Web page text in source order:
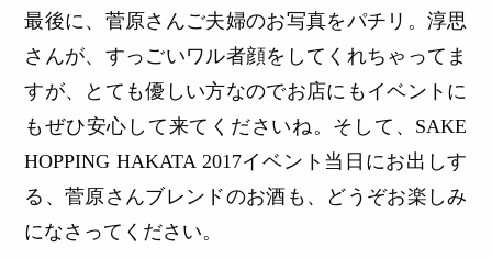
最後に、菅原さんご夫婦のお写真をパチリ。淳思
さんが、すっごいワル者顔をしてくれちゃってま
すが、とても優しい方なのでお店にもイベントに
もぜひ安心して来てくださいね。そして、SAKE
HOPPING HAKATA 2017イベント当日にお出しす
る、菅原さんブレンドのお酒も、どうぞお楽しみ
になさってください。